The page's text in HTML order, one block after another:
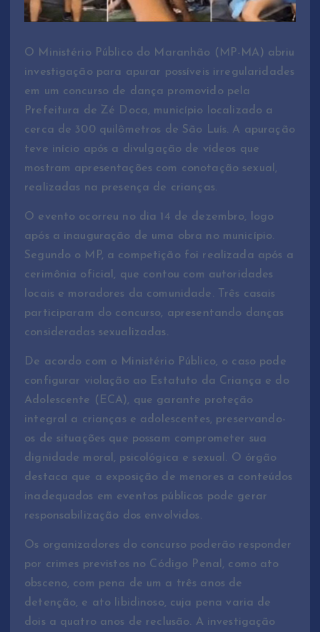
O Ministério Público do Maranhão (MP-MA) abriu
investigação para apurar possíveis irregularidades
em um concurso de dança promovido pela
Prefeitura de Zé Doca, município localizado a
cerca de 300 quilômetros de São Luís. A apuração
teve início após a divulgação de vídeos que
mostram apresentações com conotação sexual,
realizadas na presença de crianças.
O evento ocorreu no dia 14 de dezembro, logo
após a inauguração de uma obra no município.
Segundo o MP, a competição foi realizada após a
cerimônia oficial, que contou com autoridades
locais e moradores da comunidade. Três casais
participaram do concurso, apresentando danças
consideradas sexualizadas.
De acordo com o Ministério Público, o caso pode
configurar violação ao Estatuto da Criança e do
Adolescente (ECA), que garante proteção
integral a crianças e adolescentes, preservando-
os de situações que possam comprometer sua
dignidade moral, psicológica e sexual. O órgão
destaca que a exposição de menores a conteúdos
inadequados em eventos públicos pode gerar
responsabilização dos envolvidos.
Os organizadores do concurso poderão responder
por crimes previstos no Código Penal, como ato
obsceno, com pena de um a três anos de
detenção, e ato libidinoso, cuja pena varia de
dois a quatro anos de reclusão. A investigação